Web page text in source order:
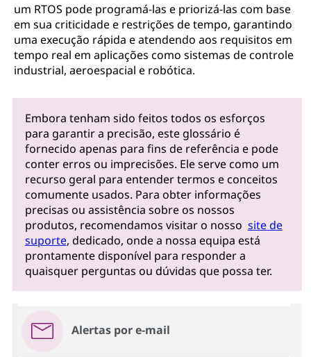
um RTOS pode programá-las e priorizá-las com base
em sua criticidade e restrições de tempo, garantindo
uma execução rápida e atendendo aos requisitos em
tempo real em aplicações como sistemas de controle
industrial, aeroespacial e robótica.
Embora tenham sido feitos todos os esforços
para garantir a precisão, este glossário é
fornecido apenas para fins de referência e pode
conter erros ou imprecisões. Ele serve como um
recurso geral para entender termos e conceitos
comumente usados. Para obter informações
precisas ou assistência sobre os nossos
produtos, recomendamos visitar o nosso site de
suporte, dedicado, onde a nossa equipa está
prontamente disponível para responder a
quaisquer perguntas ou dúvidas que possa ter.
Alertas por e-mail